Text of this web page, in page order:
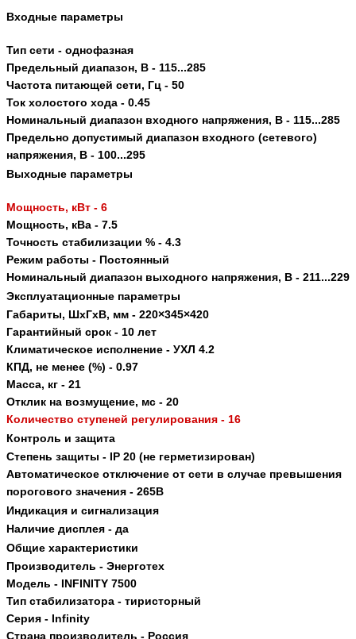
Входные параметры
Тип сети - однофазная
Предельный диапазон, В - 115...285
Частота питающей сети, Гц - 50
Ток холостого хода - 0.45
Номинальный диапазон входного напряжения, В - 115...285
Предельно допустимый диапазон входного (сетевого)
напряжения, В - 100...295
Выходные параметры
Мощность, кВт - 6
Мощность, кВа - 7.5
Точность стабилизации % - 4.3
Режим работы - Постоянный
Номинальный диапазон выходного напряжения, В - 211...229
Эксплуатационные параметры
Габариты, ШхГхВ, мм - 220×345×420
Гарантийный срок - 10 лет
Климатическое исполнение - УХЛ 4.2
КПД, не менее (%) - 0.97
Масса, кг - 21
Отклик на возмущение, мс - 20
Количество ступеней регулирования - 16
Контроль и защита
Степень защиты - IP 20 (не герметизирован)
Автоматическое отключение от сети в случае превышения
порогового значения - 265В
Индикация и сигнализация
Наличие дисплея - да
Общие характеристики
Производитель - Энерготех
Модель - INFINITY 7500
Тип стабилизатора - тиристорный
Серия - Infinity
Страна производитель - Россия